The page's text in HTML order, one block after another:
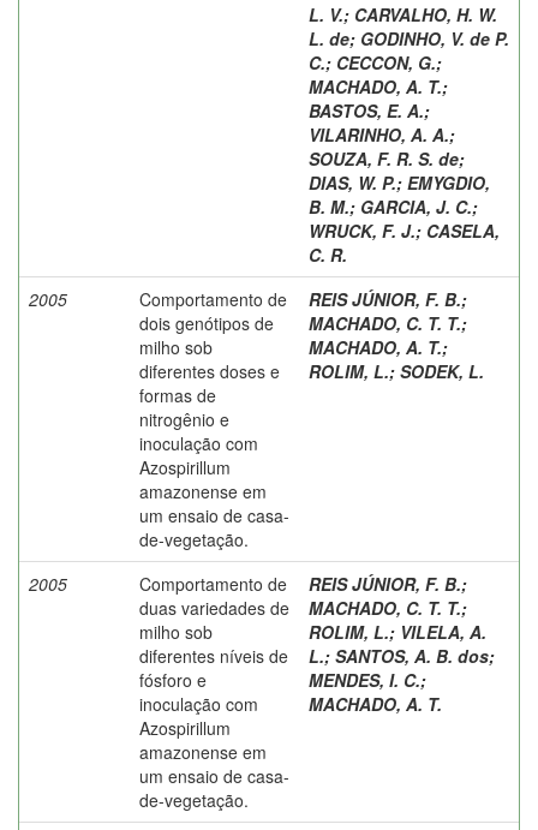
L. V.; CARVALHO, H. W.
L. de; GODINHO, V. de P.
C.; CECCON, G.;
MACHADO, A. T.;
BASTOS, E. A.;
VILARINHO, A. A.;
SOUZA, F. R. S. de;
DIAS, W. P.; EMYGDIO,
B. M.; GARCIA, J. C.;
WRUCK, F. J.; CASELA,
C. R.
2005
Comportamento de
dois genótipos de
milho sob
diferentes doses e
formas de
nitrogênio e
inoculação com
Azospirillum
amazonense em
um ensaio de casa-
de-vegetação.
REIS JÚNIOR, F. B.;
MACHADO, C. T. T.;
MACHADO, A. T.;
ROLIM, L.; SODEK, L.
2005
Comportamento de
duas variedades de
milho sob
diferentes níveis de
fósforo e
inoculação com
Azospirillum
amazonense em
um ensaio de casa-
de-vegetação.
REIS JÚNIOR, F. B.;
MACHADO, C. T. T.;
ROLIM, L.; VILELA, A.
L.; SANTOS, A. B. dos;
MENDES, I. C.;
MACHADO, A. T.